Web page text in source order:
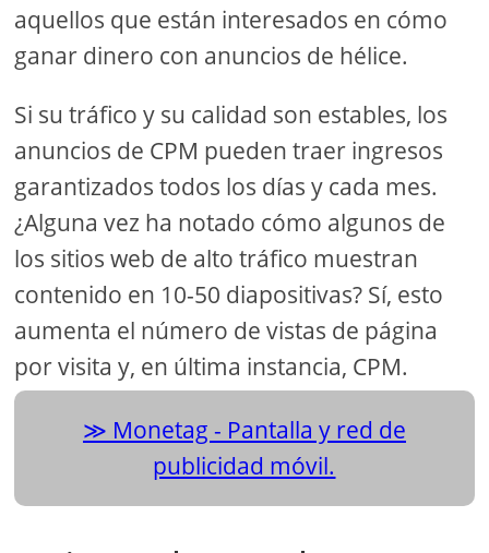
aquellos que están interesados ​​en cómo
ganar dinero con anuncios de hélice.
Si su tráfico y su calidad son estables, los
anuncios de CPM pueden traer ingresos
garantizados todos los días y cada mes.
¿Alguna vez ha notado cómo algunos de
los sitios web de alto tráfico muestran
contenido en 10-50 diapositivas? Sí, esto
aumenta el número de vistas de página
por visita y, en última instancia, CPM.
Monetag - Pantalla y red de
publicidad móvil.